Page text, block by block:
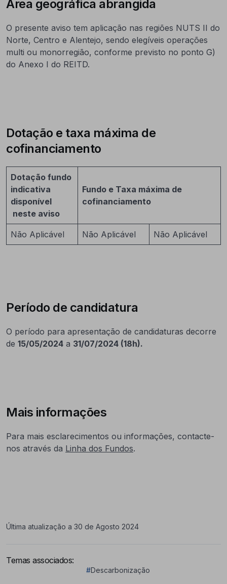
Área geográfica abrangida
O presente aviso tem aplicação nas regiões NUTS II do
Norte, Centro e Alentejo, sendo elegíveis operações
multi ou monorregião, conforme previsto no ponto G)
do Anexo I do REITD.
Dotação e taxa máxima de
cofinanciamento
Dotação fundo
indicativa
disponível
neste aviso
Fundo e Taxa máxima de
cofinanciamento
Não Aplicável Não Aplicável Não Aplicável
Período de candidatura
O período para apresentação de candidaturas decorre
de 15/05/2024 a 31/07/2024 (18h).
Mais informações
Para mais esclarecimentos ou informações, contacte-
nos através da Linha dos Fundos.
Última atualização a 30 de Agosto 2024
Temas associados:
#Descarbonização